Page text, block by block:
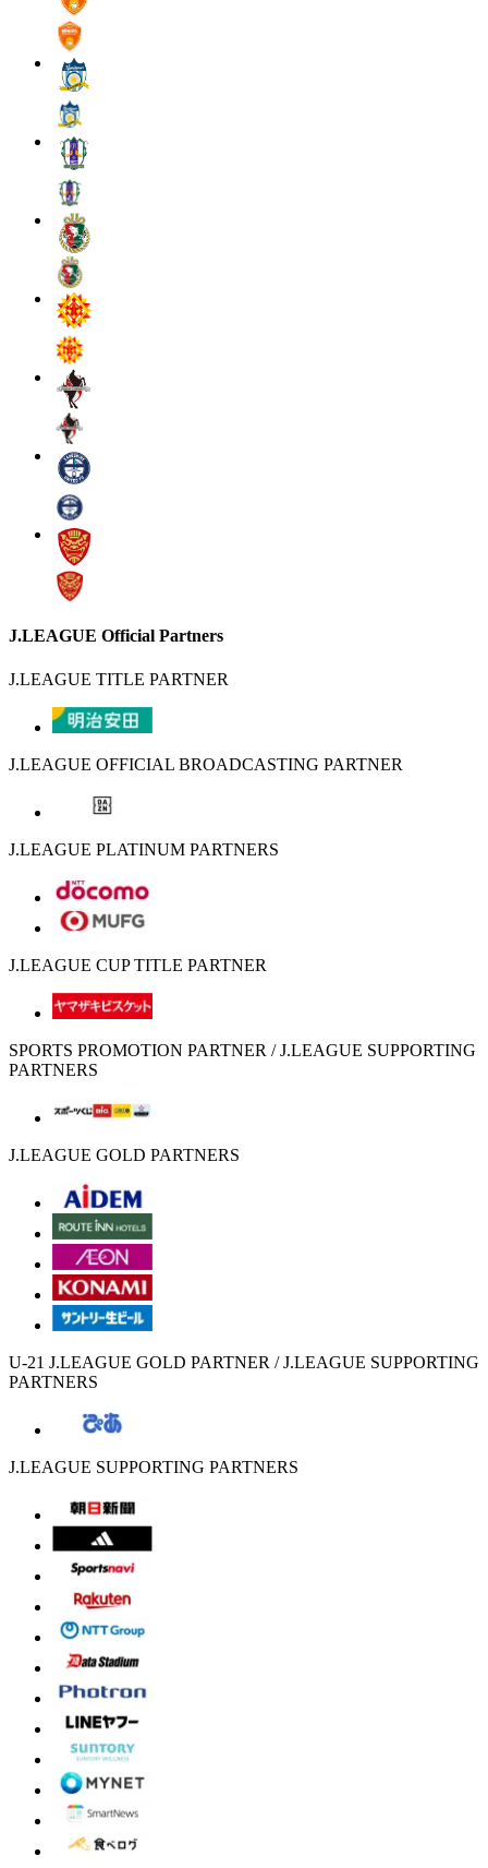
J.LEAGUE Official Partners
J.LEAGUE TITLE PARTNER
J.LEAGUE OFFICIAL BROADCASTING PARTNER
J.LEAGUE PLATINUM PARTNERS
J.LEAGUE CUP TITLE PARTNER
SPORTS PROMOTION PARTNER / J.LEAGUE SUPPORTING
PARTNERS
J.LEAGUE GOLD PARTNERS
U-21 J.LEAGUE GOLD PARTNER / J.LEAGUE SUPPORTING
PARTNERS
J.LEAGUE SUPPORTING PARTNERS